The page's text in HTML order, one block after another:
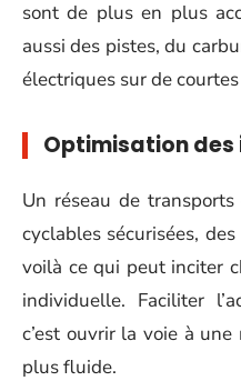
sont de plus en plus
aussi des pistes, du
électriques sur de
Optimisation
Un réseau de
cyclables sécurisées,
voilà ce qui peut inciter
individuelle. Faciliter
c’est ouvrir la voie à
plus fluide.